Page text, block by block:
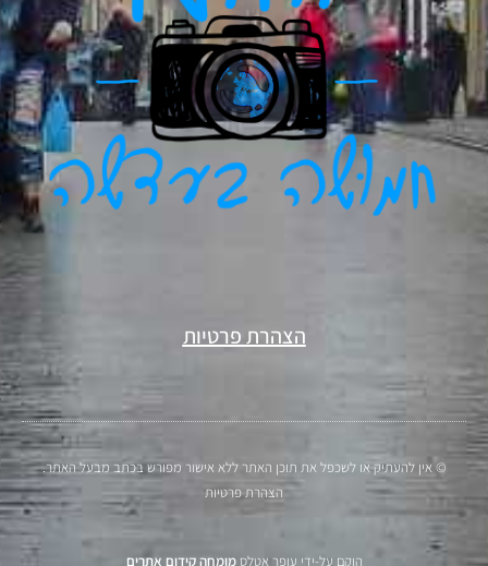
הצהרת פרטיות
© אין להעתיק או לשכפל את תוכן האתר ללא אישור מפורש בכתב מבעל האתר.
הצהרת פרטיות
הוקם על-ידי עופר אטלס מומחה קידום אתרים